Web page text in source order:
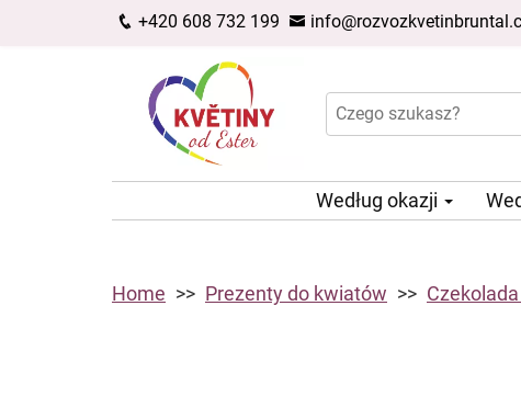
+420 608 732 199
Według okazji
Home Prezenty do kwiatów